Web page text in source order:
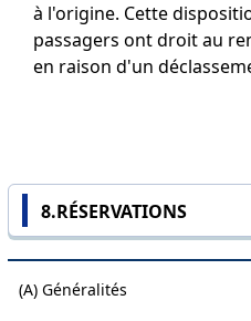
à l'origine. Cette
passagers ont droit au
en raison d'un
8.RÉSERVATIONS
(A) Généralités